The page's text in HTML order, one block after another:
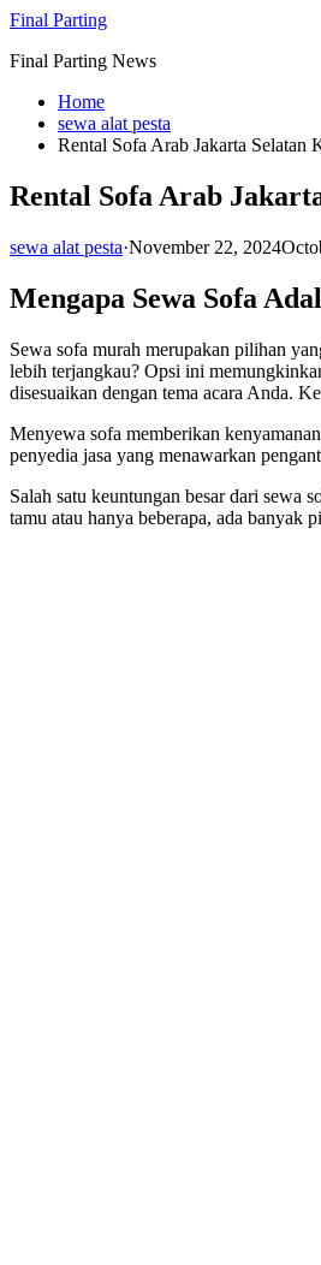
Skip
content
Final Parting
Final Parting News
Home
sewa alat pesta
Rental Sofa Arab Jakarta Selatan
Rental Sofa Arab
sewa alat pesta·November 22, 2024
Mengapa Sewa Sofa
Sewa sofa murah merupakan pilihan
lebih terjangkau? Opsi ini
disesuaikan dengan tema acara Anda.
Menyewa sofa memberikan
penyedia jasa yang menawarkan
Salah satu keuntungan besar dari sewa
tamu atau hanya beberapa, ada banyak